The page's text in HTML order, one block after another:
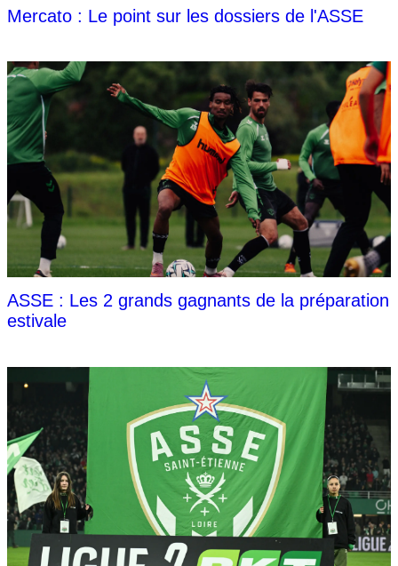
Mercato : Le point sur les dossiers de l'ASSE
ASSE : Les 2 grands gagnants de la préparation
estivale